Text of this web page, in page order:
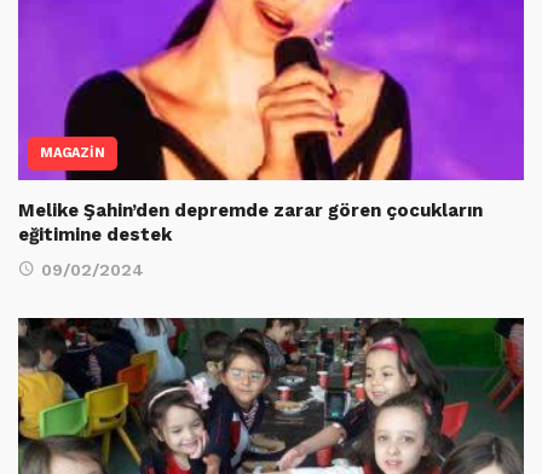
MAGAZİN
Melike Şahin’den depremde zarar gören çocukların
eğitimine destek
09/02/2024